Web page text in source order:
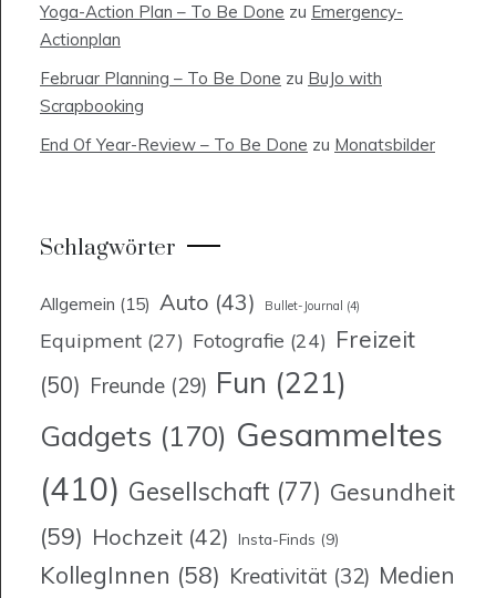
Yoga-Action Plan – To Be Done zu Emergency-
Actionplan
Februar Planning – To Be Done zu BuJo with
Scrapbooking
End Of Year-Review – To Be Done zu Monatsbilder
Schlagwörter
Allgemein (15) Auto (43) Bullet-Journal (4)
Equipment (27) Fotografie (24) Freizeit
(50) Freunde (29) Fun (221)
Gadgets (170) Gesammeltes
(410) Gesellschaft (77) Gesundheit
(59) Hochzeit (42) Insta-Finds (9)
KollegInnen (58) Kreativität (32) Medien